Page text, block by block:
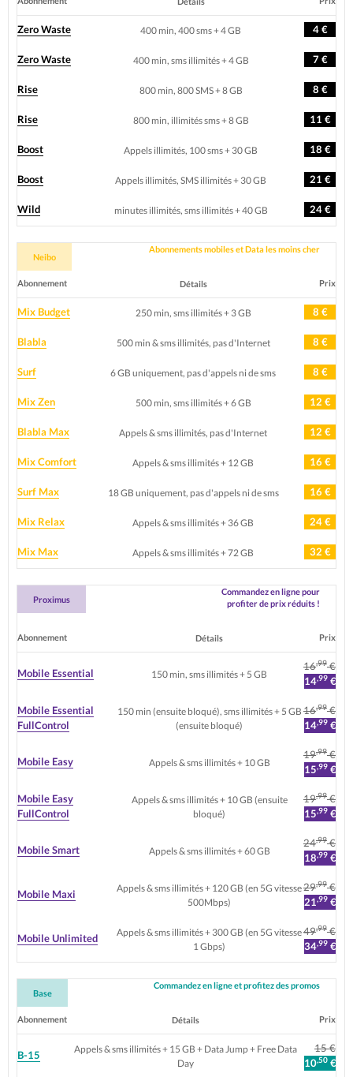
Zero Waste 400 min, 400 sms + 4 GB 4 €
Zero Waste 400 min, sms illimités + 4 GB 7 €
Rise 800 min, 800 SMS + 8 GB 8 €
Rise 800 min, illimités sms + 8 GB 11 €
Boost Appels illimités, 100 sms + 30 GB 18 €
Boost Appels illimités, SMS illimités + 30 GB 21 €
Wild minutes illimités, sms illimités + 40 GB 24 €
Neibo
Abonnements mobiles et Data les moins cher
Abonnement Détails Prix
Mix Budget 250 min, sms illimités + 3 GB 8 €
Blabla 500 min & sms illimités, pas d'Internet 8 €
Surf 6 GB uniquement, pas d'appels ni de sms 8 €
Mix Zen 500 min, sms illimités + 6 GB 12 €
Blabla Max Appels & sms illimités, pas d'Internet 12 €
Mix Comfort Appels & sms illimités + 12 GB 16 €
Surf Max 18 GB uniquement, pas d'appels ni de sms 16 €
Mix Relax Appels & sms illimités + 36 GB 24 €
Mix Max Appels & sms illimités + 72 GB 32 €
Proximus
Commandez en ligne pour
profiter de prix réduits !
Abonnement Détails Prix
Mobile Essential 150 min, sms illimités + 5 GB
16,99€
14,99 €
Mobile Essential
FullControl
150 min (ensuite bloqué), sms illimités + 5 GB
(ensuite bloqué)
16,99€
14,99 €
Mobile Easy Appels & sms illimités + 10 GB
19,99€
15,99 €
Mobile Easy
FullControl
Appels & sms illimités + 10 GB (ensuite
bloqué)
19,99€
15,99 €
Mobile Smart Appels & sms illimités + 60 GB
24,99€
18,99 €
Mobile Maxi
Appels & sms illimités + 120 GB (en 5G vitesse
500Mbps)
29,99€
21,99 €
Mobile Unlimited
Appels & sms illimités + 300 GB (en 5G vitesse
1 Gbps)
49,99€
34,99 €
Base
Commandez en ligne et profitez des promos
Abonnement Détails Prix
B-15
Appels & sms illimités + 15 GB + Data Jump + Free Data
Day
15 €
10,50 €